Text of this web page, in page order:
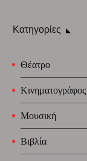
Κατηγορίες
Θέατρο
Κινηματογράφος
Μουσική
Βιβλία